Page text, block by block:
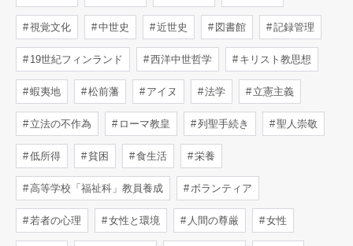
視覚文化 中世史 近世史 図書館 記録管理
19世紀フィンランド 西洋中世哲学 キリスト教思想
蝦夷地 松前藩 アイヌ 法学 立憲主義
立法の不作為 ローマ教皇 列聖手続き 聖人崇敬
低所得 貧困 食生活 栄養
高等学校「福祉科」教員養成 ボランティア
若者の心理 女性と環境 人間の尊厳 女性